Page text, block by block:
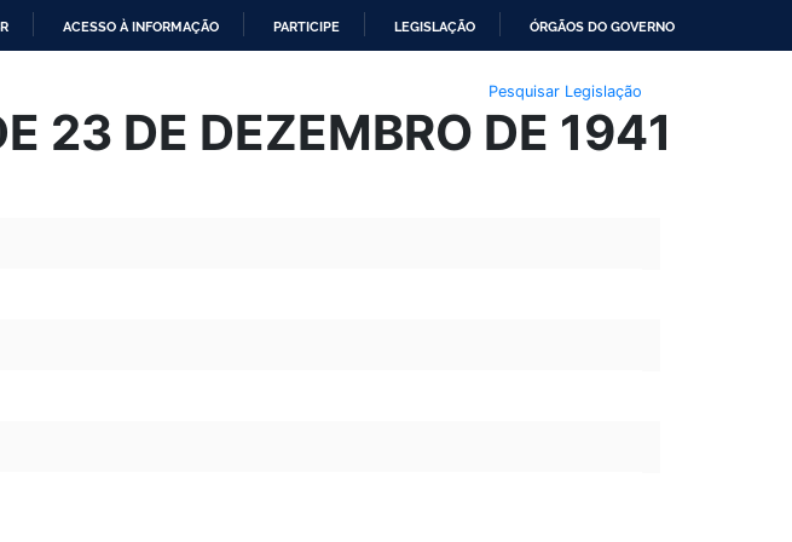
ACESSO À INFORMAÇÃO PARTICIPE LEGISLAÇÃO ÓRGÃOS DO GOVERNO
Pesquisar Legislação
23 DE DEZEMBRO DE 1941